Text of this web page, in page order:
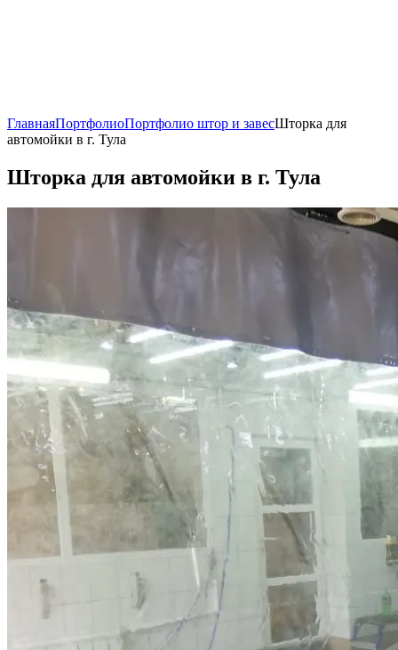
ГлавнаяПортфолиоПортфолио штор и завесШторка для
автомойки в г. Тула
Шторка для автомойки в г. Тула